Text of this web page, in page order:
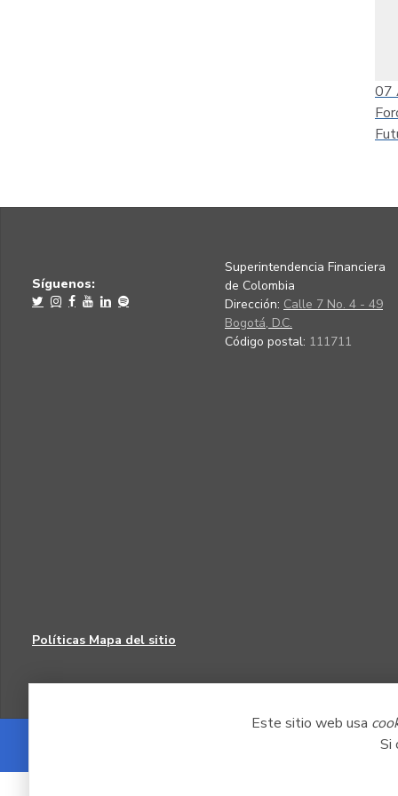
Este sitio web usa
Si
07
Síguenos:
Superintendencia Financiera
de Colombia
Dirección: Calle 7 No. 4 - 49
Bogotá, D.C.
Código postal: 111711
Políticas Mapa del sitio